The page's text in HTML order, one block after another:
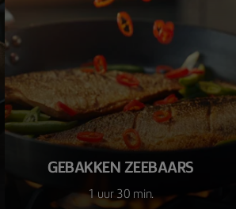
GEBAKKEN ZEEBAARS
1 uur 30 min.